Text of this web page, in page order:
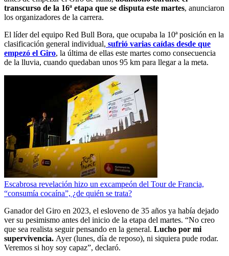
transcurso de la 16ª etapa que se disputa este martes, anunciaron
los organizadores de la carrera.
El líder del equipo Red Bull Bora, que ocupaba la 10ª posición en la
clasificación general individual, sufrió varias caídas desde que
empezó el Giro, la última de ellas este martes como consecuencia
de la lluvia, cuando quedaban unos 95 km para llegar a la meta.
Escabrosa revelación hizo un excampeón del Tour de Francia,
“consumía cocaína”, ¿de quién se trata?
Ganador del Giro en 2023, el esloveno de 35 años ya había dejado
ver su pesimismo antes del inicio de la etapa del martes. “No creo
que sea realista seguir pensando en la general. Lucho por mi
supervivencia. Ayer (lunes, día de reposo), ni siquiera pude rodar.
Veremos si hoy soy capaz”, declaró.